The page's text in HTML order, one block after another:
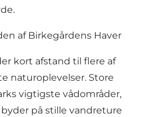
af Birkegårdens Haver
kort afstand til flere af
naturoplevelser. Store
vigtigste vådområder,
på stille vandreture